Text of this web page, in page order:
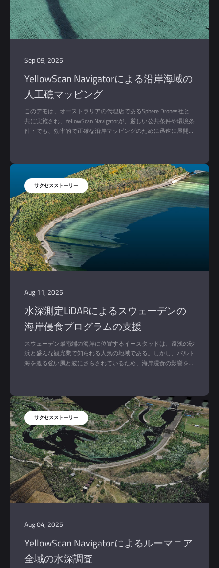
Sep 09, 2025
YellowScan Navigatorによる沿岸海域の
人工礁マッピング
このデモは、オーストラリアの代理店であるSphere Drones社と
共に実施され、YellowScan Navigatorが、厳しい公共条件や環境条
件下でも、効率的で正確な沿岸マッピングのために迅速に展開で
ングに焦点を当てた。
Aug 11, 2025
水深測定LiDARによるスウェーデンの
海岸侵食プログラムの支援
スウェーデン最南端の海岸に位置するイースタッドは、遠浅の砂
浜と盛んな観光業で知られる人気の地域である。しかし、バルト
海を渡る強い風と波にさらされているため、海岸浸食の影響を特
Aug 04, 2025
YellowScan Navigatorによるルーマニア
全域の水深調査